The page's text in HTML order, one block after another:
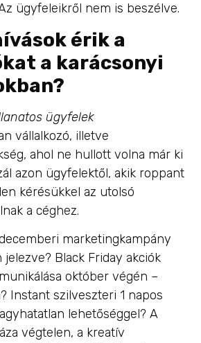
ügyfeleikről nem is beszélve.
érik a
a karácsonyi
ügyfelek
vállalkozó, illetve
ahol ne hullott volna már ki
azon ügyfelektől, akik roppant
kérésükkel az utolsó
a céghez.
marketingkampány
Black Friday akciók
október végén –
Instant szilveszteri 1 napos
lehetőséggel? A
végtelen, a kreatív